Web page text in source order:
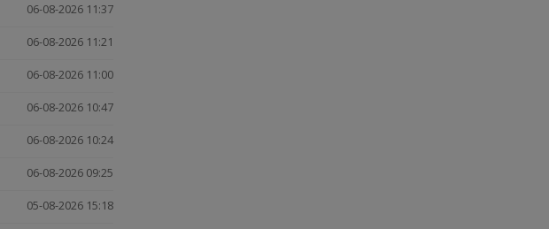
06-08-2026 11:37
06-08-2026 11:21
06-08-2026 11:00
06-08-2026 10:47
06-08-2026 10:24
06-08-2026 09:25
05-08-2026 15:18